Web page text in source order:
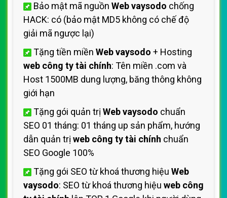
Bảo mật mã nguồn Web vaysodo chống
HACK: có (bảo mật MD5 không có chế độ
giải mã ngược lại)
Tặng tiền miền Web vaysodo + Hosting
web công ty tài chính: Tên miền .com và
Host 1500MB dung lượng, băng thông không
giới hạn
Tặng gói quản trị Web vaysodo chuẩn
SEO 01 tháng: 01 tháng up sản phẩm, hướng
dẫn quản trị web công ty tài chính chuẩn
SEO Google 100%
Tặng gói SEO từ khoá thương hiệu Web
vaysodo: SEO từ khoá thương hiệu web công